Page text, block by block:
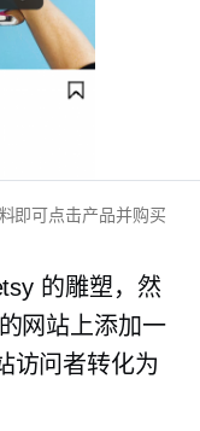
即可点击产品并购买
的雕塑，然
网站上添加一
访问者转化为